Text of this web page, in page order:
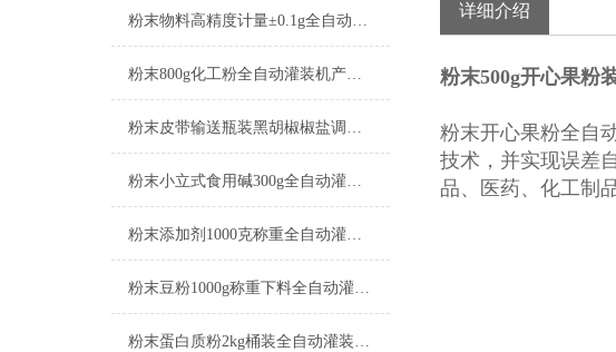
粉末物料高精度计量±0.1g全自动灌装机特点
粉末800g化工粉全自动灌装机产品简介
粉末皮带输送瓶装黑胡椒椒盐调料全自动灌装机简介
粉末小立式食用碱300g全自动灌装机简介
粉末添加剂1000克称重全自动灌装机简介
粉末豆粉1000g称重下料全自动灌装机简介
粉末蛋白质粉2kg桶装全自动灌装机产品简介
详细介绍
粉末500g开心果粉
粉末开心果粉全自
技术，并实现误差
品、医药、化工制